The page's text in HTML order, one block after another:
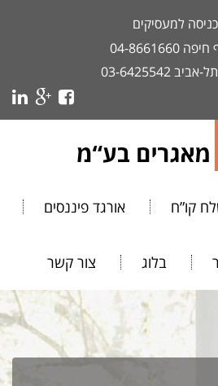
כניסה למעסיקים
חיפה 04-8661660
אביב03-6425542
קו”ח אורגד פיננסים
בלוג צור קשר